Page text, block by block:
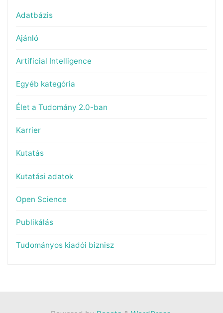
Adatbázis
Ajánló
Artificial Intelligence
Egyéb kategória
Élet a Tudomány 2.0-ban
Karrier
Kutatás
Kutatási adatok
Open Science
Publikálás
Tudományos kiadói biznisz